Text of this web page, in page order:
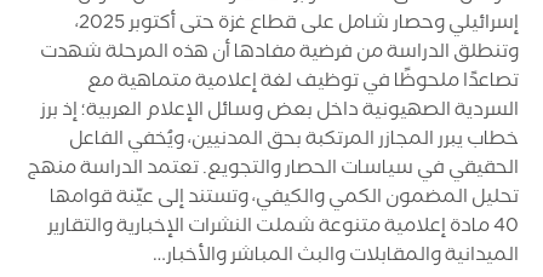
إسرائيلي وحصار شامل على قطاع غزة حتى أكتوبر 2025،
وتنطلق الدراسة من فرضية مفادها أن هذه المرحلة شهدت
تصاعدًا ملحوظًا في توظيف لغة إعلامية متماهية مع
السردية الصهيونية داخل بعض وسائل الإعلام العربية؛ إذ برز
خطاب يبرر المجازر المرتكبة بحق المدنيين، ويُخفي الفاعل
الحقيقي في سياسات الحصار والتجويع. تعتمد الدراسة منهج
تحليل المضمون الكمي والكيفي، وتستند إلى عيّنة قوامها
40 مادة إعلامية متنوعة شملت النشرات الإخبارية والتقارير
الميدانية والمقابلات والبث المباشر والأخبار…